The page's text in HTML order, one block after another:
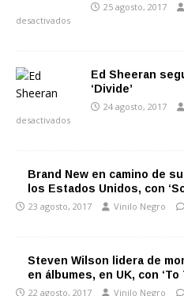
25 agosto, 2017
desactivados
Ed Sheeran
‘Divide’
24 agosto, 2017
desactivados
Brand New en camino de
los Estados Unidos, con
23 agosto, 2017 Vinilo Negro
Steven Wilson lidera de
en álbumes, en UK, con ‘To
22 agosto, 2017 Vinilo Negro